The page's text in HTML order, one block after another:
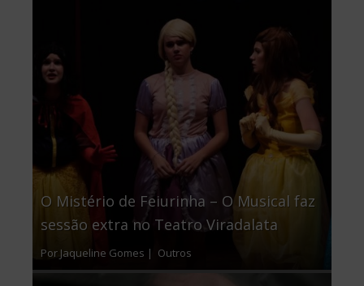
O Mistério de Feiurinha – O Musical faz
sessão extra no Teatro Viradalata
Por Jaqueline Gomes | Outros